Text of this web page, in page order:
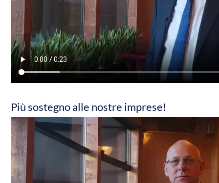
Più sostegno alle nostre imprese!